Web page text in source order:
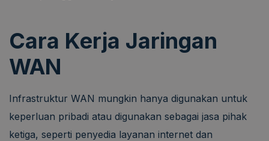
Cara Kerja Jaringan
WAN
Infrastruktur WAN mungkin hanya digunakan untuk
keperluan pribadi atau digunakan sebagai jasa pihak
ketiga, seperti penyedia layanan internet dan